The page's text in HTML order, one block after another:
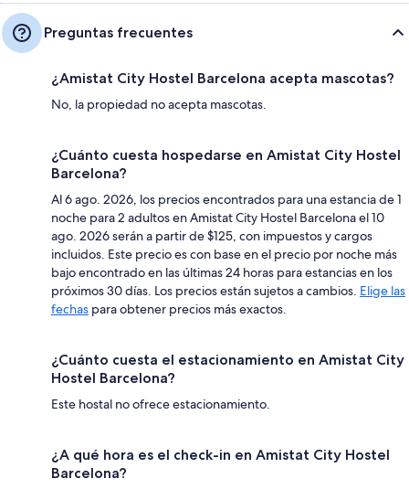
Preguntas frecuentes
¿Amistat City Hostel Barcelona acepta mascotas?
No, la propiedad no acepta mascotas.
¿Cuánto cuesta hospedarse en Amistat City Hostel
Barcelona?
Al 6 ago. 2026, los precios encontrados para una estancia de 1
noche para 2 adultos en Amistat City Hostel Barcelona el 10
ago. 2026 serán a partir de $125, con impuestos y cargos
incluidos. Este precio es con base en el precio por noche más
bajo encontrado en las últimas 24 horas para estancias en los
próximos 30 días. Los precios están sujetos a cambios. Elige las
fechas para obtener precios más exactos.
¿Cuánto cuesta el estacionamiento en Amistat City
Hostel Barcelona?
Este hostal no ofrece estacionamiento.
¿A qué hora es el check-in en Amistat City Hostel
Barcelona?